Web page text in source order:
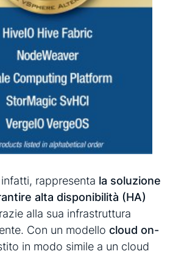
infatti, rappresenta la soluzione
alta disponibilità (HA)
alla sua infrastruttura
Con un modello cloud on-
in modo simile a un cloud